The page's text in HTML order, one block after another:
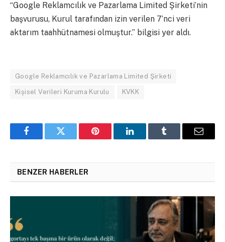
“Google Reklamcılık ve Pazarlama Limited Şirketi’nin
başvurusu, Kurul tarafından izin verilen 7’nci veri
aktarım taahhütnamesi olmuştur.” bilgisi yer aldı.
Google Reklamcılık ve Pazarlama Limited Şirketi
Kişisel Verileri Kuruma Kurulu KVKK
FacebookTwitter Pinterest LinkedInTumblr Email
BENZER HABERLER